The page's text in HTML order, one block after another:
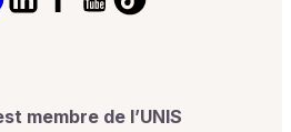
membre de l’UNIS